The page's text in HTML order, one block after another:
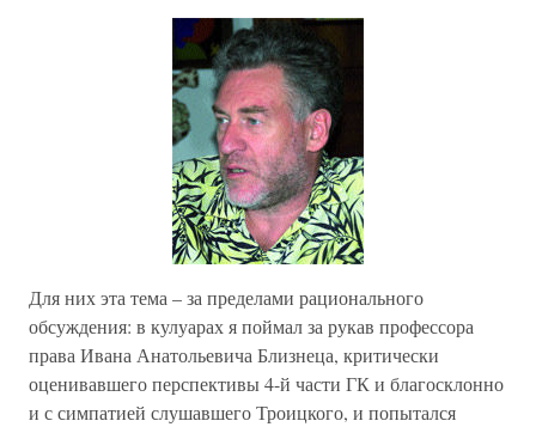
Для них эта тема – за пределами рационального
обсуждения: в кулуарах я поймал за рукав профессора
права Ивана Анатольевича Близнеца, критически
оценивавшего перспективы 4-й части ГК и благосклонно
и с симпатией слушавшего Троицкого, и попытался